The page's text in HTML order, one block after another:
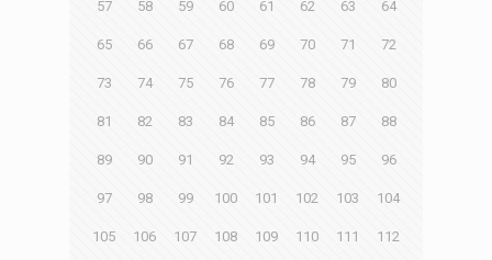
57 58 59 60 61 62 63 64
65 66 67 68 69 70 71 72
73 74 75 76 77 78 79 80
81 82 83 84 85 86 87 88
89 90 91 92 93 94 95 96
97 98 99 100 101 102 103 104
105 106 107 108 109 110 111 112